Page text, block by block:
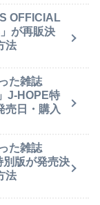
OFFICIAL
が再販決
法
た雑誌
J-HOPE特
売日・購入
た雑誌
別版が発売決
法